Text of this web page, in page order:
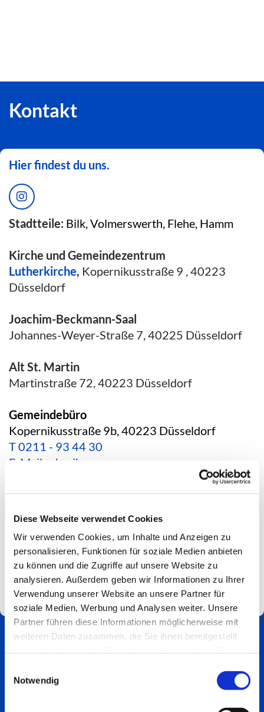
Diese Webseite verwendet Cookies
Wir verwenden Cookies, um Inhalte und Anzeigen zu
personalisieren, Funktionen für soziale Medien anbieten
zu können und die Zugriffe auf unsere Website zu
analysieren. Außerdem geben wir Informationen zu Ihrer
Verwendung unserer Website an unsere Partner für
soziale Medien, Werbung und Analysen weiter. Unsere
Partner führen diese Informationen möglicherweise mit
weiteren Daten zusammen, die Sie ihnen bereitgestellt
Notwendig
Kontakt
Hier findest du uns.
Stadtteile: Bilk, Volmerswerth, Flehe, Hamm
Kirche und Gemeindezentrum
Lutherkirche, Kopernikusstraße 9 , 40223
Düsseldorf
Joachim-Beckmann-Saal
Johannes-Weyer-Straße 7, 40225 Düsseldorf
Alt St. Martin
Martinstraße 72, 40223 Düsseldorf
Gemeindebüro
Kopernikusstraße 9b, 40223 Düsseldorf
T0211 - 93 44 30
E-Mail schreiben
*Aktuelle Hinweise zur Erreichbarkeit findest du
hier*
Spendenkonto
Impressum